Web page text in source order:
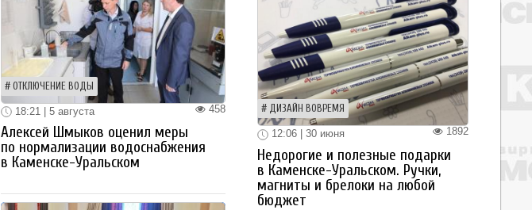
ОТКЛЮЧЕНИЕ ВОДЫ
458
18:21 | 5 августа
Алексей Шмыков оценил меры
по нормализации водоснабжения
в Каменске-Уральском
ДИЗАЙН ВОВРЕМЯ
1892
12:06 | 30 июня
Недорогие и полезные подарки
в Каменске-Уральском. Ручки,
магниты и брелоки на любой
бюджет